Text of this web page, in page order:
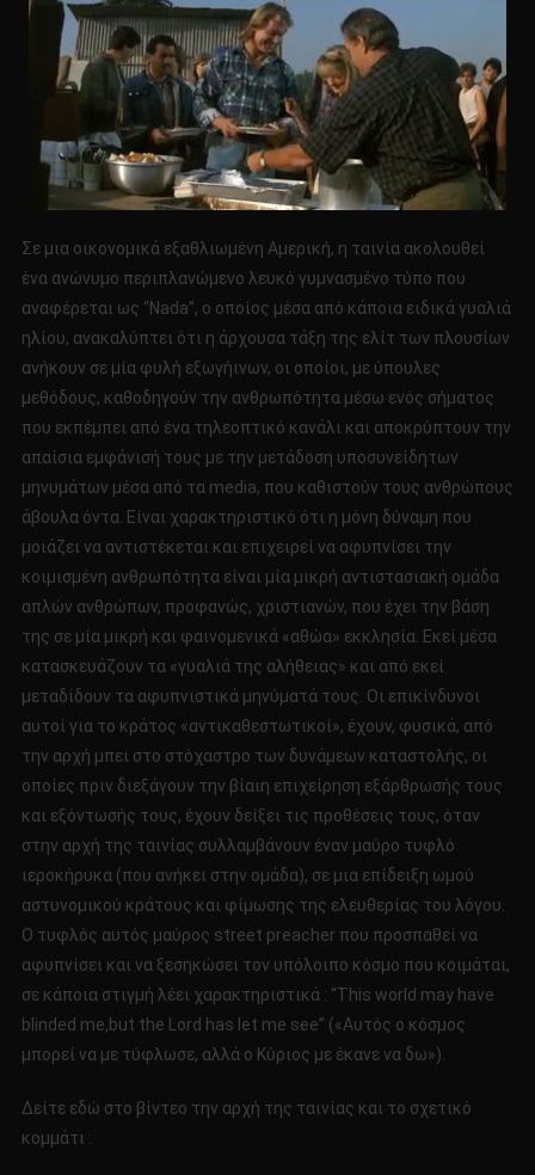
Σε μια οικονομικά εξαθλιωμένη Αμερική, η ταινία ακολουθεί
ένα ανώνυμο περιπλανώμενο λευκό γυμνασμένο τύπο που
αναφέρεται ως “Nada”, ο οποίος μέσα από κάποια ειδικά γυαλιά
ηλίου, ανακαλύπτει ότι η άρχουσα τάξη της ελίτ των πλουσίων
ανήκουν σε μία φυλή εξωγήινων, οι οποίοι, με ύπουλες
μεθόδους, καθοδηγούν την ανθρωπότητα μέσω ενός σήματος
που εκπέμπει από ένα τηλεοπτικό κανάλι και αποκρύπτουν την
απαίσια εμφάνισή τους με την μετάδοση υποσυνείδητων
μηνυμάτων μέσα από τα media, που καθιστούν τους ανθρώπους
άβουλα όντα. Είναι χαρακτηριστικό ότι η μόνη δύναμη που
μοιάζει να αντιστέκεται και επιχειρεί να αφυπνίσει την
κοιμισμένη ανθρωπότητα είναι μία μικρή αντιστασιακή ομάδα
απλών ανθρώπων, προφανώς, χριστιανών, που έχει την βάση
της σε μία μικρή και φαινομενικά «αθώα» εκκλησία. Εκεί μέσα
κατασκευάζουν τα «γυαλιά της αλήθειας» και από εκεί
μεταδίδουν τα αφυπνιστικά μηνύματά τους. Οι επικίνδυνοι
αυτοί για το κράτος «αντικαθεστωτικοί», έχουν, φυσικά, από
την αρχή μπει στο στόχαστρο των δυνάμεων καταστολής, οι
οποίες πριν διεξάγουν την βίαιη επιχείρηση εξάρθρωσής τους
και εξόντωσής τους, έχουν δείξει τις προθέσεις τους, όταν
στην αρχή της ταινίας συλλαμβάνουν έναν μαύρο τυφλό
ιεροκήρυκα (που ανήκει στην ομάδα), σε μια επίδειξη ωμού
αστυνομικού κράτους και φίμωσης της ελευθερίας του λόγου.
Ο τυφλός αυτός μαύρος street preacher που προσπαθεί να
αφυπνίσει και να ξεσηκώσει τον υπόλοιπο κόσμο που κοιμάται,
σε κάποια στιγμή λέει χαρακτηριστικά : “This world may have
blinded me,but the Lord has let me see” («Αυτός ο κόσμος
μπορεί να με τύφλωσε, αλλά ο Κύριος με έκανε να δω»).
Δείτε εδώ στο βίντεο την αρχή της ταινίας και το σχετικό
κομμάτι :